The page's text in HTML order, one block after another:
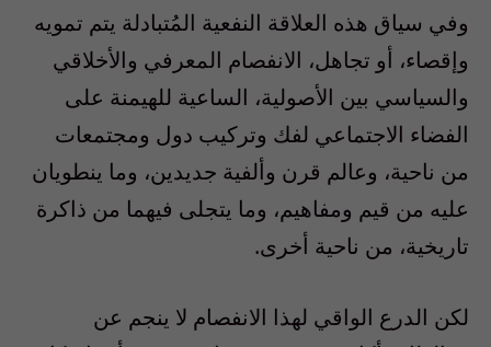
وفي سياق هذه العلاقة النفعية المُتبادلة يتم تمويه
وإقصاء، أو تجاهل، الانفصام المعرفي والأخلاقي
والسياسي بين الأصولية، الساعية للهيمنة على
الفضاء الاجتماعي لفك وتركيب دول ومجتمعات
من ناحية، وعالم قرن وألفية جديدين، وما ينطويان
عليه من قيم ومفاهيم، وما يتجلى فيهما من ذاكرة
تاريخية، من ناحية أخرى.
لكن الدرع الواقي لهذا الانفصام لا ينجم عن